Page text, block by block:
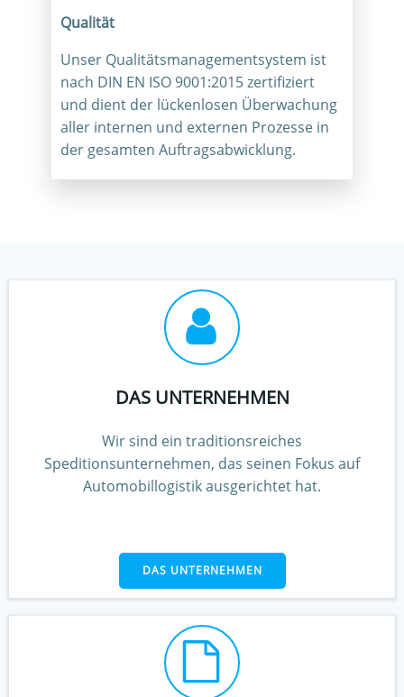
Qualität
Unser Qualitätsmanagementsystem ist
nach DIN EN ISO 9001:2015 zertifiziert
und dient der lückenlosen Überwachung
aller internen und externen Prozesse in
der gesamten Auftragsabwicklung.
DAS UNTERNEHMEN
Wir sind ein traditionsreiches
Speditionsunternehmen, das seinen Fokus auf
Automobillogistik ausgerichtet hat.
DAS UNTERNEHMEN